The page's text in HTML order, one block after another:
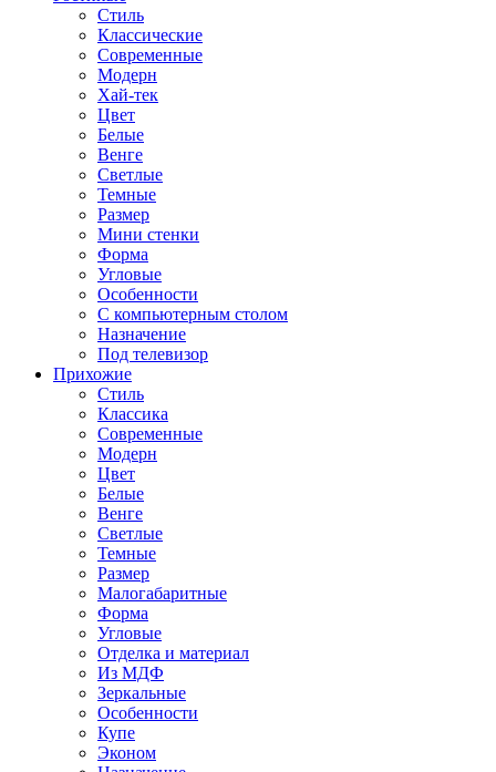
Стиль
Классические
Современные
Модерн
Хай-тек
Цвет
Белые
Венге
Светлые
Темные
Размер
Мини стенки
Форма
Угловые
Особенности
С компьютерным столом
Назначение
Под телевизор
Прихожие
Стиль
Классика
Современные
Модерн
Цвет
Белые
Венге
Светлые
Темные
Размер
Малогабаритные
Форма
Угловые
Отделка и материал
Из МДФ
Зеркальные
Особенности
Купе
Эконом